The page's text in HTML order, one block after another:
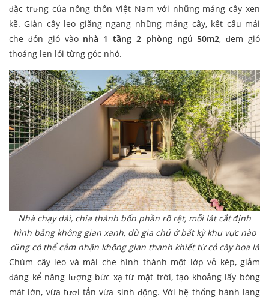
đặc trưng của nông thôn Việt Nam với những mảng cây xen
kẽ. Giàn cây leo giăng ngang những mảng cây, kết cấu mái
che đón gió vào nhà 1 tầng 2 phòng ngủ 50m2, đem gió
thoáng len lỏi từng góc nhỏ.
Nhà chạy dài, chia thành bốn phần rõ rệt, mỗi lát cắt định
hình bằng không gian xanh, dù gia chủ ở bất kỳ khu vực nào
cũng có thể cảm nhận không gian thanh khiết từ cỏ cây hoa lá
Chùm cây leo và mái che hình thành một lớp vỏ kép, giảm
đáng kể năng lượng bức xạ từ mặt trời, tạo khoảng lấy bóng
mát lớn, vừa tươi tắn vừa sinh động. Với hệ thống hành lang